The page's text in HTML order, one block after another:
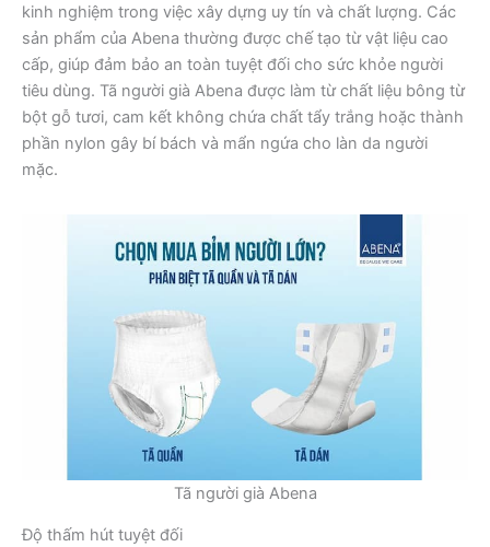
kinh nghiệm trong việc xây dựng uy tín và chất lượng. Các
sản phẩm của Abena thường được chế tạo từ vật liệu cao
cấp, giúp đảm bảo an toàn tuyệt đối cho sức khỏe người
tiêu dùng. Tã người già Abena được làm từ chất liệu bông từ
bột gỗ tươi, cam kết không chứa chất tẩy trắng hoặc thành
phần nylon gây bí bách và mẩn ngứa cho làn da người
mặc.
Tã người già Abena
Độ thấm hút tuyệt đối